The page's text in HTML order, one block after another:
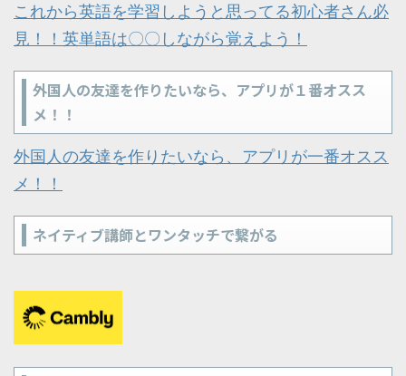
これから英語を学習しようと思ってる初心者さん必
見！！英単語は〇〇しながら覚えよう！
外国人の友達を作りたいなら、アプリが１番オスス
メ！！
外国人の友達を作りたいなら、アプリが一番オスス
メ！！
ネイティブ講師とワンタッチで繋がる